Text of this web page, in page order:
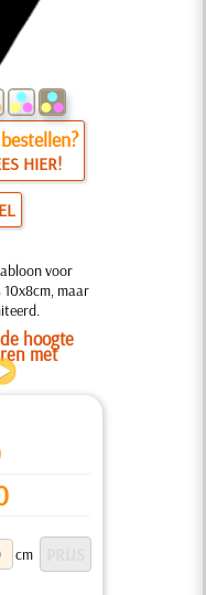
HIER!
voor
maar
hoogte
met
cm